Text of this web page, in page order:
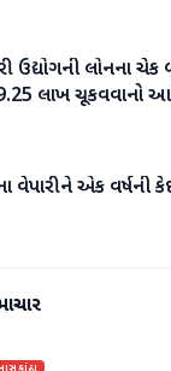
ડેરી ઉદ્યોગની લોનના
લાખ ચૂકવવાનો
વેપારીને એક વર્ષની